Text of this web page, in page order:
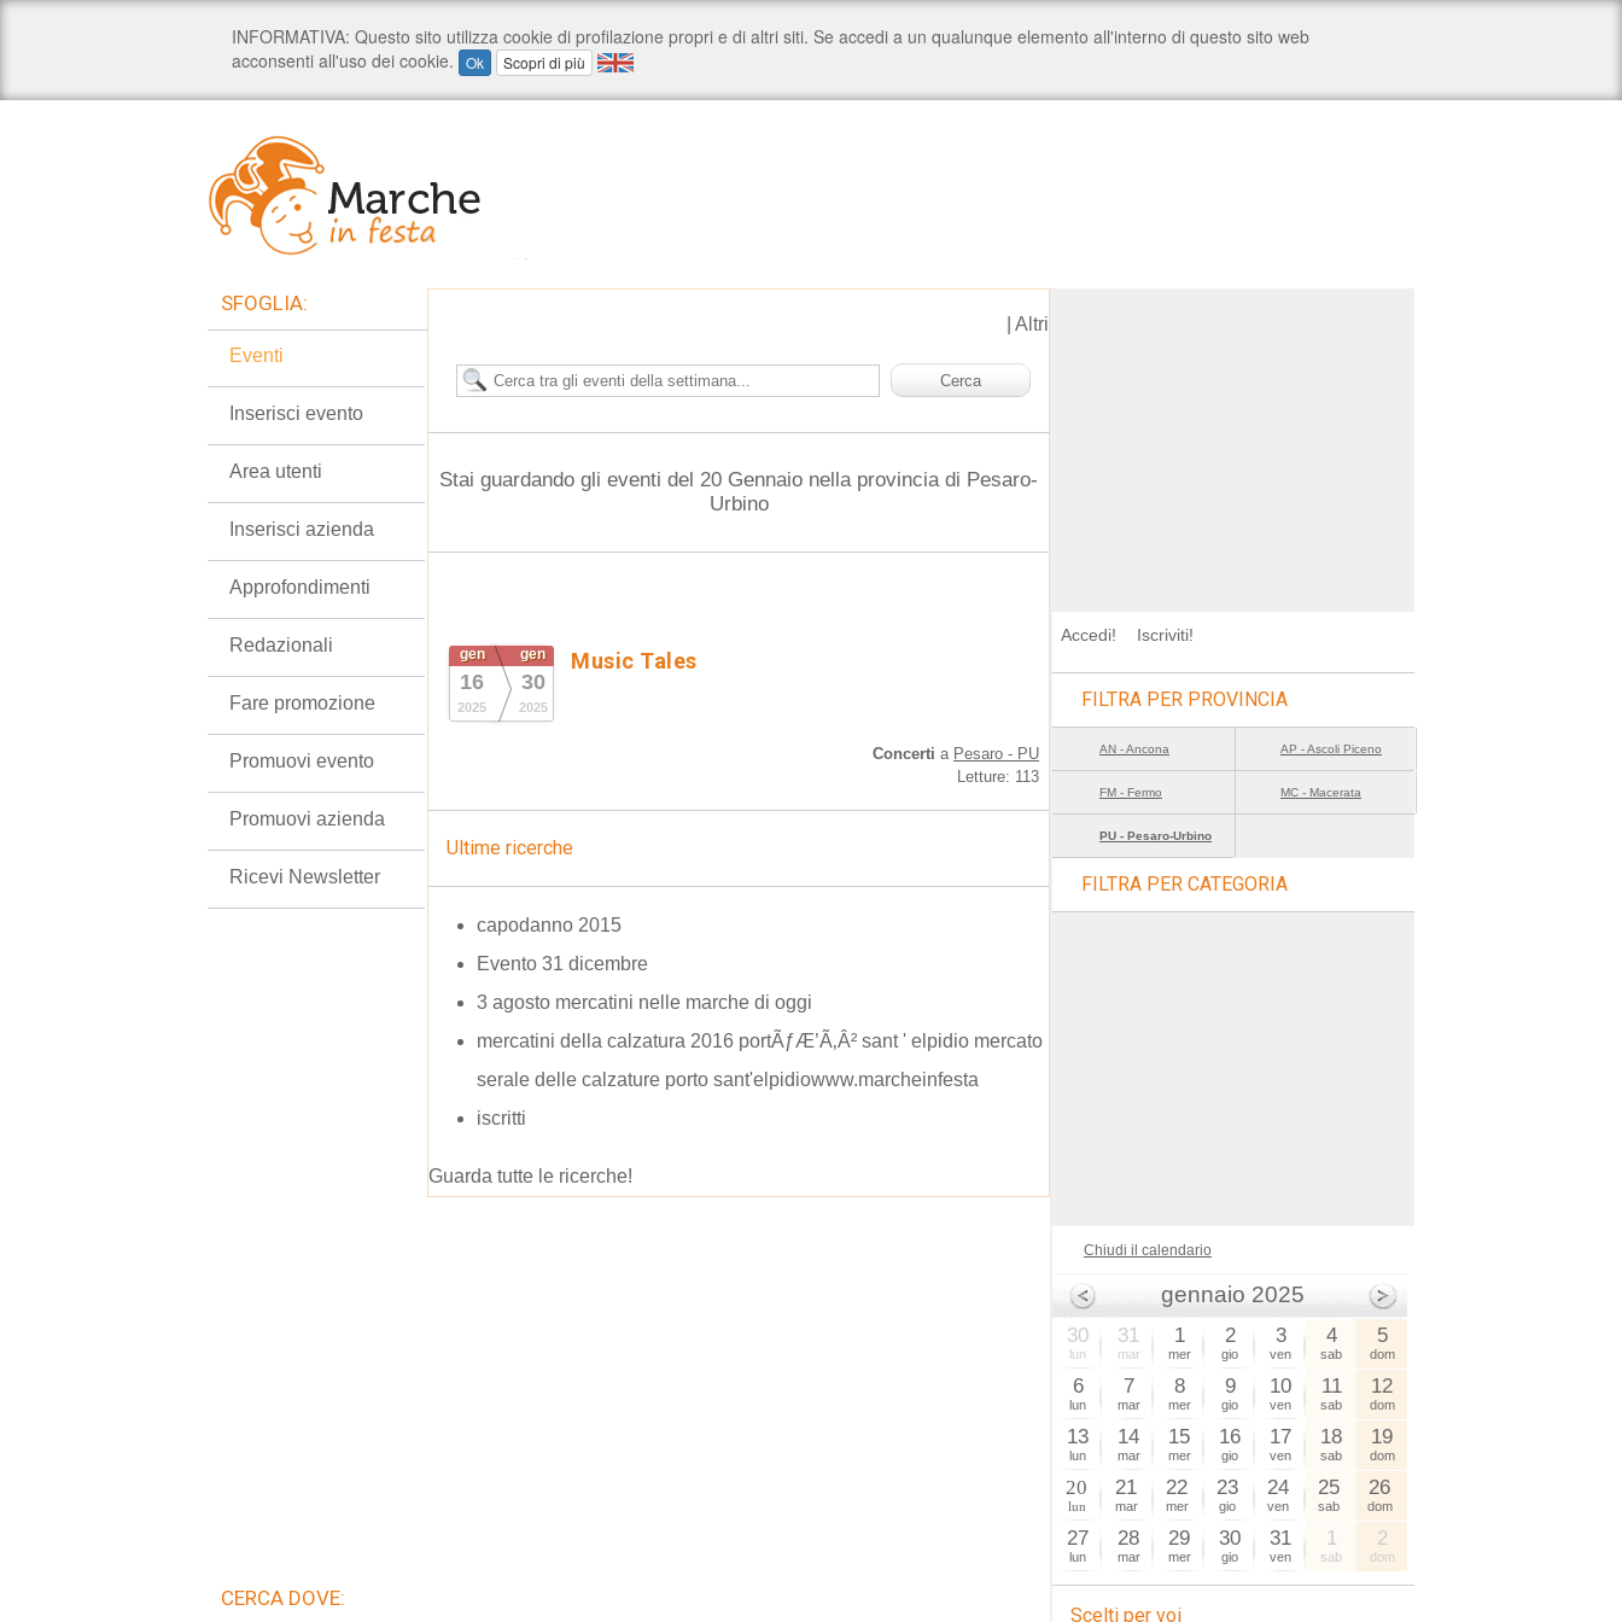
Altri
Stai guardando gli eventi del 20 Gennaio nella provincia di Pesaro-
Urbino
gen
16
2025
gen
30
2025
Music Tales
Concerti a Pesaro - PU
Letture: 113
Ultime ricerche
capodanno 2015
Evento 31 dicembre
3 agosto mercatini nelle marche di oggi
mercatini della calzatura 2016 portÃƒÆ’Ã‚Â² sant ' elpidio mercato
serale delle calzature porto sant'elpidiowww.marcheinfesta
iscritti
Guarda tutte le ricerche!
SFOGLIA:
Eventi
Inserisci evento
Area utenti
Inserisci azienda
Approfondimenti
Redazionali
Fare promozione
Promuovi evento
Promuovi azienda
Ricevi Newsletter
CERCA DOVE:
Accedi! Iscriviti!
FILTRA PER PROVINCIA
AN - Ancona AP - Ascoli Piceno
FM - Fermo MC - Macerata
PU - Pesaro-Urbino
FILTRA PER CATEGORIA
Chiudi il calendario
gennaio 2025
30
lun
31
mar
1
mer
2
gio
3
ven
4
sab
5
dom
6
lun
7
mar
8
mer
9
gio
10
ven
11
sab
12
dom
13
lun
14
mar
15
mer
16
gio
17
ven
18
sab
19
dom
20
lun
21
mar
22
mer
23
gio
24
ven
25
sab
26
dom
27
lun
28
mar
29
mer
30
gio
31
ven
1
sab
2
dom
Scelti per voi